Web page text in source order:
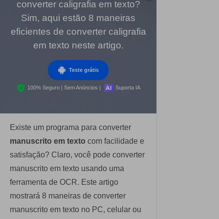
PDF para Word
Comprimir PDF
Word para PDF
Leitor de PDF com IA
Mais ferramentas online
PDFelement Cloud
Editar PDF
Organizar PDF
Cortar PDF
PDF em Lote
Assinar Legalmente
Redigir Inteligente
PDF OCR
Dicas de assinar PDF
Editar PDF como o Word
Dicas de negócios
Conhecimento de PDF
Encontre mais tópicos
Educação
Serviço de TI
Jurídico
Saúde
Financeiro
converter caligrafia em texto?
Sim, aqui estão 8 maneiras
eficientes de converter caligrafia
em texto neste artigo.
Teste grátis
100% Seguro | Sem Anúncios | Suporta IA
Existe um programa para converter
manuscrito em texto com facilidade e
satisfação? Claro, você pode converter
manuscrito em texto usando uma
ferramenta de OCR. Este artigo
mostrará 8 maneiras de converter
manuscrito em texto no PC, celular ou